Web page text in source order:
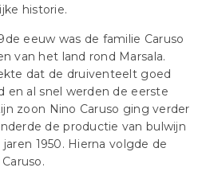
historie.
eeuw was de familie Caruso
van het land rond Marsala.
dat de druiventeelt goed
en al snel werden de eerste
zoon Nino Caruso ging verder
de productie van bulwijn
1950. Hierna volgde de